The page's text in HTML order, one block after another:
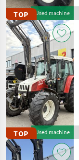
TOP Used machine
TOP Used machine